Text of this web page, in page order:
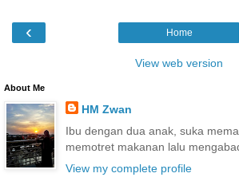
‹ Home
View web version
About Me
HM Zwan
Ibu dengan dua anak, suka
memotret makanan lalu
View my complete profile